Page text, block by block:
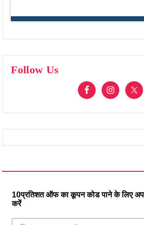
Follow Us
10प्रतिशत ऑफ का कूपन कोड पाने के लिए
करें